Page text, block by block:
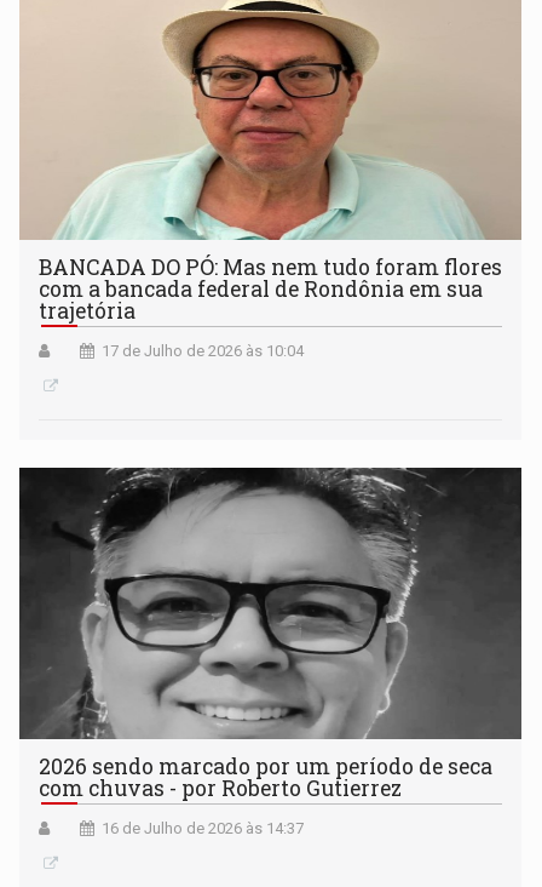
BANCADA DO PÓ: Mas nem tudo foram flores
com a bancada federal de Rondônia em sua
trajetória
17 de Julho de 2026 às 10:04
2026 sendo marcado por um período de seca
com chuvas - por Roberto Gutierrez
16 de Julho de 2026 às 14:37